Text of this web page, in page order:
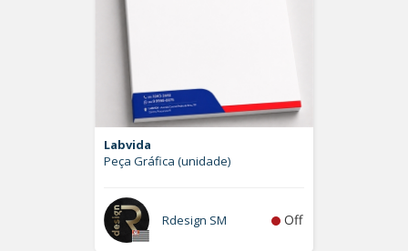
Labvida
Peça Gráfica (unidade)
Rdesign SM Off